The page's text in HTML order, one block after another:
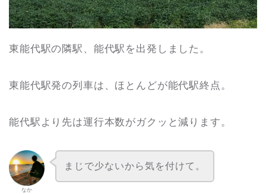
東能代駅の隣駅、能代駅を出発しました。
東能代駅発の列車は、ほとんどが能代駅終点。
能代駅より先は運行本数がガクッと減ります。
なか
まじで少ないから気を付けて。